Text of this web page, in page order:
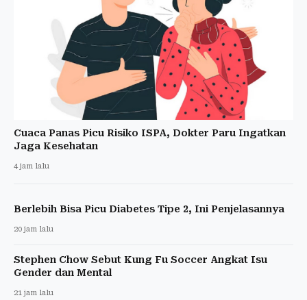
Cuaca Panas Picu Risiko ISPA, Dokter Paru Ingatkan
Jaga Kesehatan
4 jam lalu
Berlebih Bisa Picu Diabetes Tipe 2, Ini Penjelasannya
20 jam lalu
Stephen Chow Sebut Kung Fu Soccer Angkat Isu
Gender dan Mental
21 jam lalu